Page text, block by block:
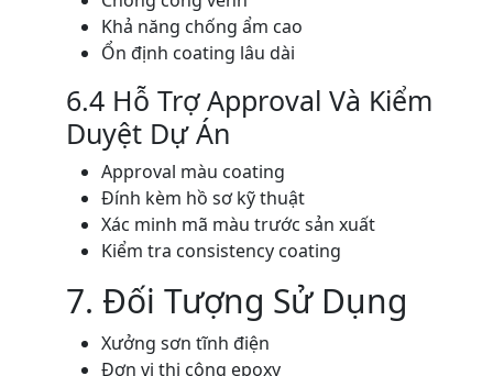
Khả năng chống ẩm cao
Ổn định coating lâu dài
6.4 Hỗ Trợ Approval Và Kiểm
Duyệt Dự Án
Approval màu coating
Đính kèm hồ sơ kỹ thuật
Xác minh mã màu trước sản xuất
Kiểm tra consistency coating
7. Đối Tượng Sử Dụng
Xưởng sơn tĩnh điện
Đơn vị thi công epoxy